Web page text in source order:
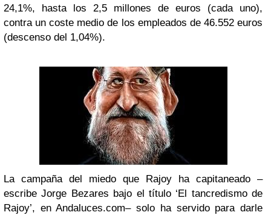
24,1%, hasta los 2,5 millones de euros (cada uno),
contra un coste medio de los empleados de 46.552 euros
(descenso del 1,04%).
La campaña del miedo que Rajoy ha capitaneado –
escribe Jorge Bezares bajo el título ‘El tancredismo de
Rajoy’, en Andaluces.com– solo ha servido para darle